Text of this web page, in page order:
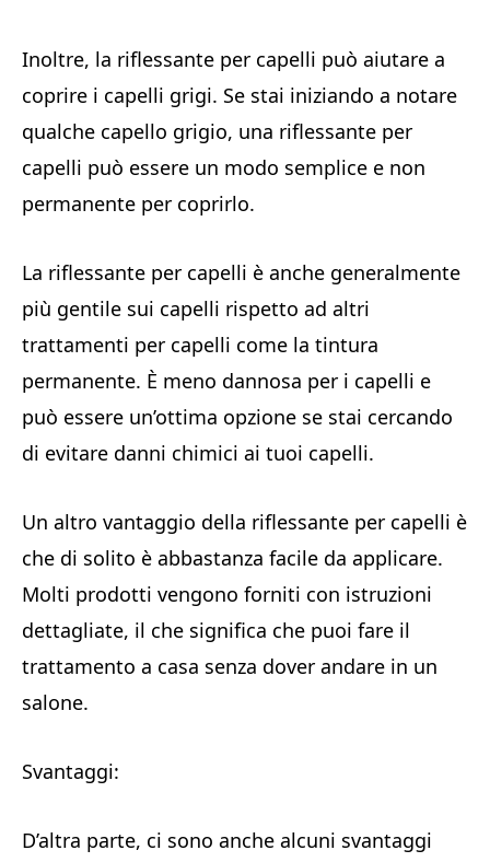
Inoltre, la riflessante per capelli può aiutare a
coprire i capelli grigi. Se stai iniziando a notare
qualche capello grigio, una riflessante per
capelli può essere un modo semplice e non
permanente per coprirlo.
La riflessante per capelli è anche generalmente
più gentile sui capelli rispetto ad altri
trattamenti per capelli come la tintura
permanente. È meno dannosa per i capelli e
può essere un’ottima opzione se stai cercando
di evitare danni chimici ai tuoi capelli.
Un altro vantaggio della riflessante per capelli è
che di solito è abbastanza facile da applicare.
Molti prodotti vengono forniti con istruzioni
dettagliate, il che significa che puoi fare il
trattamento a casa senza dover andare in un
salone.
Svantaggi:
D’altra parte, ci sono anche alcuni svantaggi